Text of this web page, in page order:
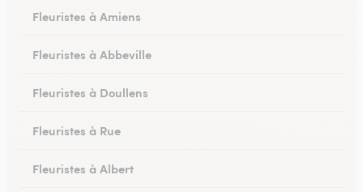
Fleuristes à Amiens
Fleuristes à Abbeville
Fleuristes à Doullens
Fleuristes à Rue
Fleuristes à Albert